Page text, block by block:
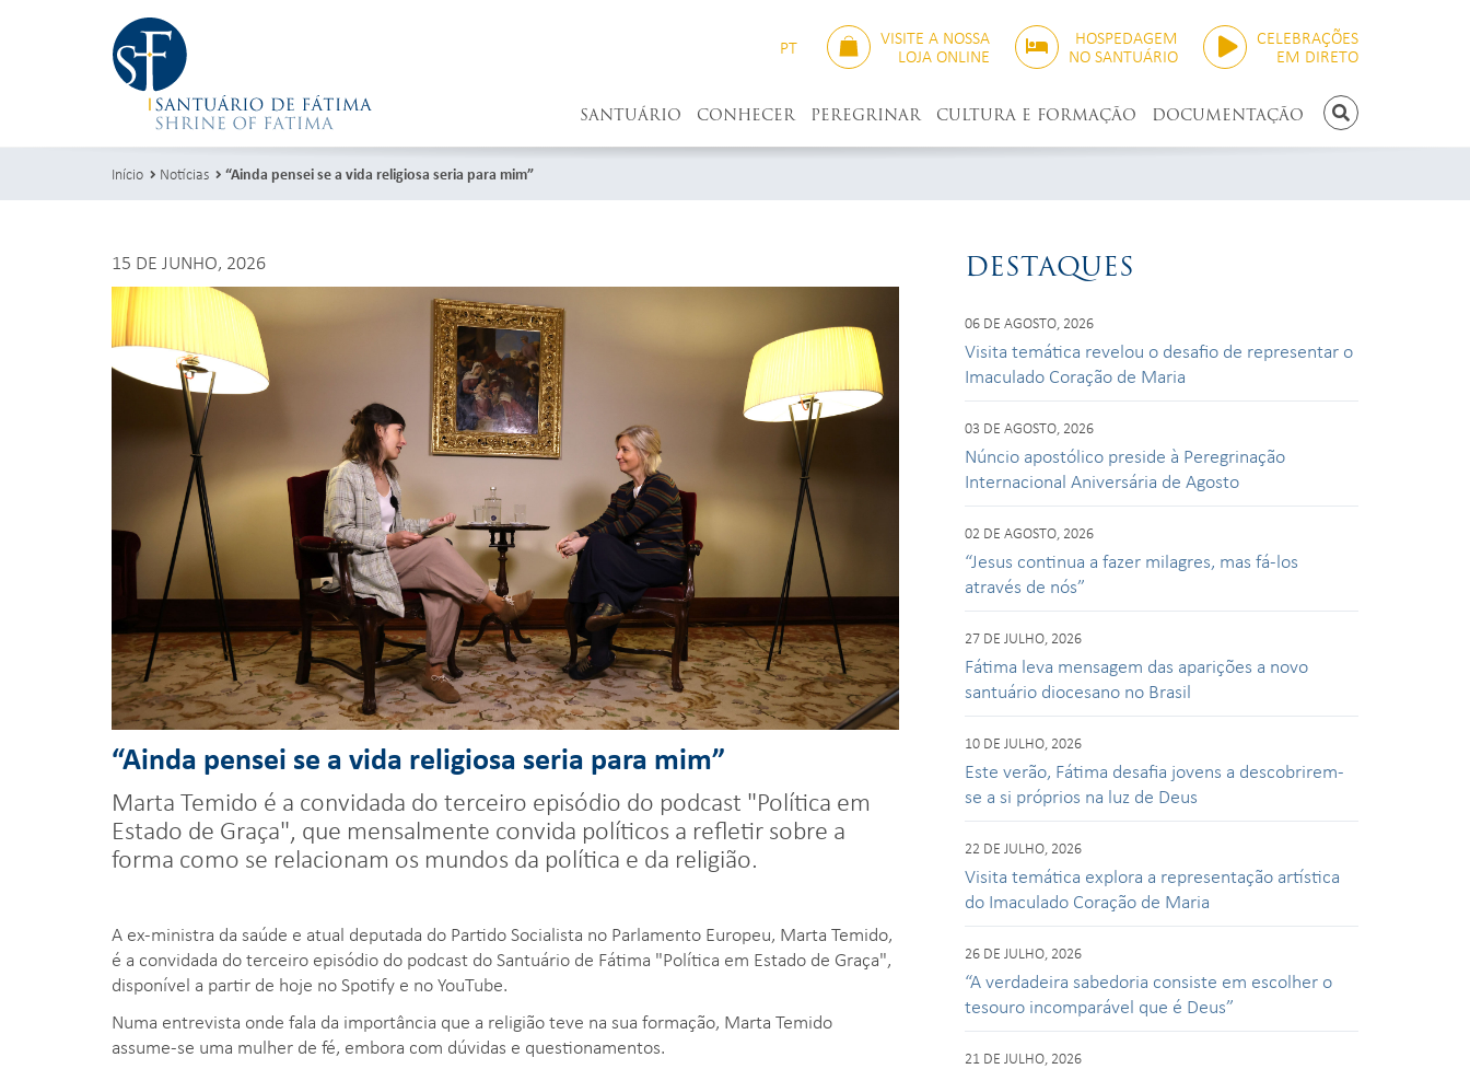
PT VISITE A NOSSA
LOJA ONLINE
HOSPEDAGEM
NO SANTUÁRIO
CELEBRAÇÕES
EM DIRETO
PESQUISAR
SANTUÁRIO CONHECER PEREGRINAR CULTURA E FORMAÇÃO DOCUMENTAÇÃO
Início Notícias “Ainda pensei se a vida religiosa seria para mim”
15 DE JUNHO, 2026
“Ainda pensei se a vida religiosa seria para mim”
Marta Temido é a convidada do terceiro episódio do podcast "Política em
Estado de Graça", que mensalmente convida políticos a refletir sobre a
forma como se relacionam os mundos da política e da religião.
A ex-ministra da saúde e atual deputada do Partido Socialista no Parlamento Europeu, Marta Temido,
é a convidada do terceiro episódio do podcast do Santuário de Fátima "Política em Estado de Graça",
disponível a partir de hoje no Spotify e no YouTube.
Numa entrevista onde fala da importância que a religião teve na sua formação, Marta Temido
assume-se uma mulher de fé, embora com dúvidas e questionamentos.
DESTAQUES
06 DE AGOSTO, 2026
Visita temática revelou o desafio de representar o
Imaculado Coração de Maria
03 DE AGOSTO, 2026
Núncio apostólico preside à Peregrinação
Internacional Aniversária de Agosto
02 DE AGOSTO, 2026
“Jesus continua a fazer milagres, mas fá-los
através de nós”
27 DE JULHO, 2026
Fátima leva mensagem das aparições a novo
santuário diocesano no Brasil
10 DE JULHO, 2026
Este verão, Fátima desafia jovens a descobrirem-
se a si próprios na luz de Deus
22 DE JULHO, 2026
Visita temática explora a representação artística
do Imaculado Coração de Maria
26 DE JULHO, 2026
“A verdadeira sabedoria consiste em escolher o
tesouro incomparável que é Deus”
21 DE JULHO, 2026